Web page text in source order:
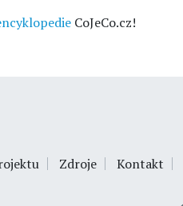
CoJeCo.cz!
Zdroje Kontakt